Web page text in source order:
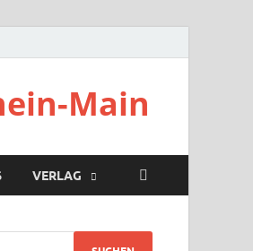
Main
VERLAG